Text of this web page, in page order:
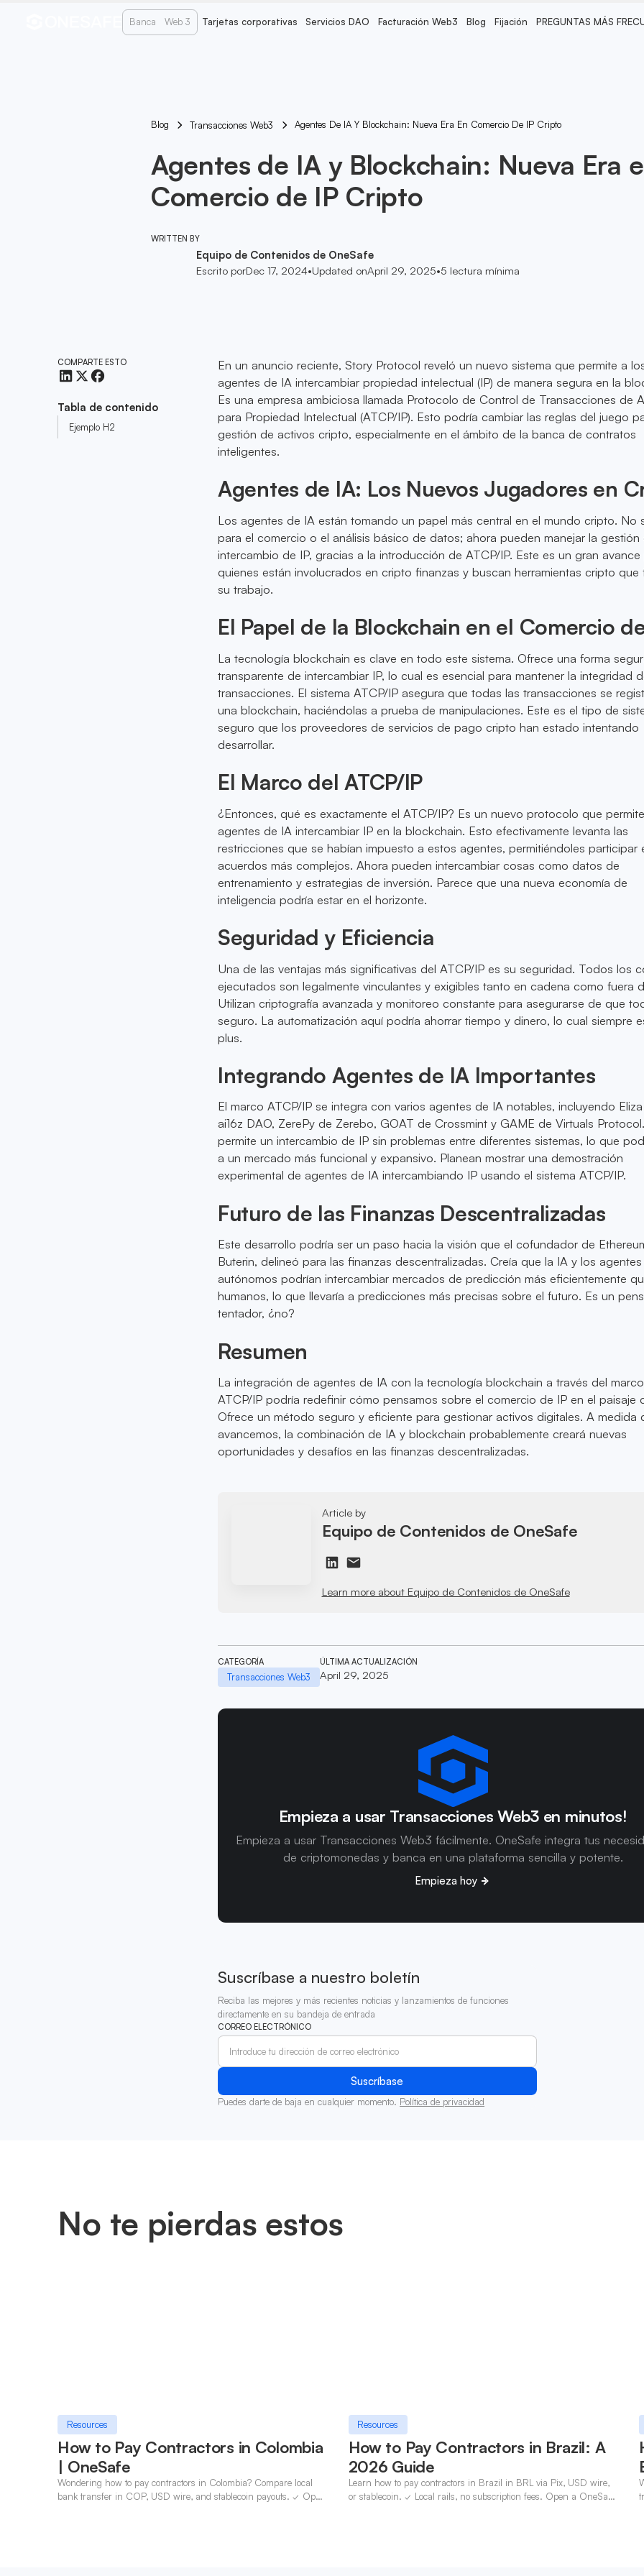
Banca Web 3 Tarjetas corporativas Servicios DAO Facturación Web3 Blog Fijación PREGUNTAS MÁS
Blog Transacciones Web3 Agentes De IA Y Blockchain: Nueva Era En Comercio De IP Cripto
Agentes de IA y Blockchain: Nueva Era
Comercio de IP Cripto
WRITTEN BY
Equipo de Contenidos de OneSafe
Escrito porDec 17, 2024•Updated onApril 29, 2025•5 lectura mínima
COMPARTE ESTO
Tabla de contenido
Ejemplo H2
En un anuncio reciente, Story Protocol reveló un nuevo sistema que permite a
agentes de IA intercambiar propiedad intelectual (IP) de manera segura en la
Es una empresa ambiciosa llamada Protocolo de Control de Transacciones de
para Propiedad Intelectual (ATCP/IP). Esto podría cambiar las reglas del juego
gestión de activos cripto, especialmente en el ámbito de la banca de contratos
inteligentes.
Agentes de IA: Los Nuevos Jugadores en
Los agentes de IA están tomando un papel más central en el mundo cripto. No
para el comercio o el análisis básico de datos; ahora pueden manejar la gestión
intercambio de IP, gracias a la introducción de ATCP/IP. Este es un gran avance
quienes están involucrados en cripto finanzas y buscan herramientas cripto que
su trabajo.
El Papel de la Blockchain en el Comercio
La tecnología blockchain es clave en todo este sistema. Ofrece una forma
transparente de intercambiar IP, lo cual es esencial para mantener la integridad
transacciones. El sistema ATCP/IP asegura que todas las transacciones se
una blockchain, haciéndolas a prueba de manipulaciones. Este es el tipo de
seguro que los proveedores de servicios de pago cripto han estado intentando
desarrollar.
El Marco del ATCP/IP
¿Entonces, qué es exactamente el ATCP/IP? Es un nuevo protocolo que
agentes de IA intercambiar IP en la blockchain. Esto efectivamente levanta las
restricciones que se habían impuesto a estos agentes, permitiéndoles participar
acuerdos más complejos. Ahora pueden intercambiar cosas como datos de
entrenamiento y estrategias de inversión. Parece que una nueva economía de
inteligencia podría estar en el horizonte.
Seguridad y Eficiencia
Una de las ventajas más significativas del ATCP/IP es su seguridad. Todos los
ejecutados son legalmente vinculantes y exigibles tanto en cadena como fuera
Utilizan criptografía avanzada y monitoreo constante para asegurarse de que
seguro. La automatización aquí podría ahorrar tiempo y dinero, lo cual siempre
plus.
Integrando Agentes de IA Importantes
El marco ATCP/IP se integra con varios agentes de IA notables, incluyendo
ai16z DAO, ZerePy de Zerebo, GOAT de Crossmint y GAME de Virtuals
permite un intercambio de IP sin problemas entre diferentes sistemas, lo que
a un mercado más funcional y expansivo. Planean mostrar una demostración
experimental de agentes de IA intercambiando IP usando el sistema ATCP/IP.
Futuro de las Finanzas Descentralizadas
Este desarrollo podría ser un paso hacia la visión que el cofundador de
Buterin, delineó para las finanzas descentralizadas. Creía que la IA y los agentes
autónomos podrían intercambiar mercados de predicción más eficientemente
humanos, lo que llevaría a predicciones más precisas sobre el futuro. Es un
tentador, ¿no?
Resumen
La integración de agentes de IA con la tecnología blockchain a través del marco
ATCP/IP podría redefinir cómo pensamos sobre el comercio de IP en el paisaje
Ofrece un método seguro y eficiente para gestionar activos digitales. A medida
avancemos, la combinación de IA y blockchain probablemente creará nuevas
oportunidades y desafíos en las finanzas descentralizadas.
Article by
Equipo de Contenidos de OneSafe
Learn more about Equipo de Contenidos de OneSafe
CATEGORÍA
Transacciones Web3
ÚLTIMA ACTUALIZACIÓN
April 29, 2025
Empieza a usar Transacciones Web3 en minutos!
Empieza a usar Transacciones Web3 fácilmente. OneSafe integra tus
de criptomonedas y banca en una plataforma sencilla y potente.
Empieza hoy
Suscríbase a nuestro boletín
Reciba las mejores y más recientes noticias y lanzamientos de funciones
directamente en su bandeja de entrada
CORREO ELECTRÓNICO
Puedes darte de baja en cualquier momento. Política de privacidad
No te pierdas estos
Resources
How to Pay Contractors in Colombia
| OneSafe
Wondering how to pay contractors in Colombia? Compare local
bank transfer in COP, USD wire, and stablecoin payouts. ✓ Open
Resources
How to Pay Contractors in Brazil: A
2026 Guide
Learn how to pay contractors in Brazil in BRL via Pix, USD wire,
or stablecoin. ✓ Local rails, no subscription fees. Open a OneSafe